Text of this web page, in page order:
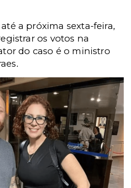
a próxima sexta-feira,
os votos na
do caso é o ministro